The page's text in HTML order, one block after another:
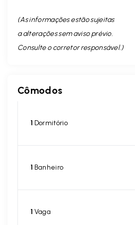
(As informações estão sujeitas
a alterações sem aviso prévio.
Consulte o corretor responsável. )
Cômodos
1 Dormitório
1 Banheiro
1 Vaga